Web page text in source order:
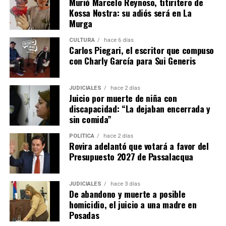
sobre armado de currículum, entrevistas laborales,
orientación laboral, coaching para el empleo,
empleabilidad y oratoria.
Además, se dictan capacitaciones para emprendedores,
cursos de oficios y formaciones en habilidades aplicables
al empleo formal, como informática, Excel, diseño,
marketing, manejo de redes sociales y fotografía.
Las últimas tres categorías se desarrollan junto a
instituciones educativas, cámaras empresariales,
centros de formación profesional, institutos
tecnológicos y profesionales externos.
“Salimos a buscar quienes nos acompañen para ayudar y
acompañar a la persona que está en búsqueda de
mejorar su situación laboral y personal”, explicó.
Abrazian señaló que, si bien la mayoría de los cursos
Kossa Nostra: su adiós será en La
Murga
CULTURA hace 6 días
Carlos Piegari, el escritor que compuso
con Charly García para Sui Generis
JUDICIALES hace 2 días
Juicio por muerte de niña con
discapacidad: “La dejaban encerrada y
sin comida”
POLÍTICA hace 2 días
Rovira adelantó que votará a favor del
Presupuesto 2027 de Passalacqua
JUDICIALES hace 3 días
De abandono y muerte a posible
homicidio, el juicio a una madre en
Posadas